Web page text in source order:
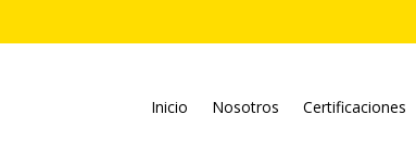
Inicio Nosotros Certificaciones